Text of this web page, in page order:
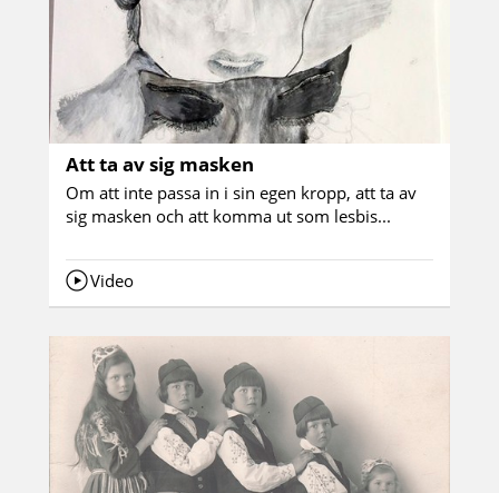
Att ta av sig masken
Om att inte passa in i sin egen kropp, att ta av
sig masken och att komma ut som lesbis...
Video